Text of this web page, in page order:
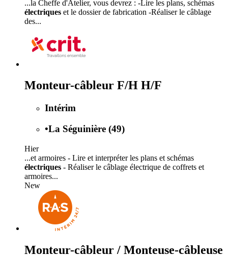
...la Cheffe d'Atelier, vous devrez : -Lire les plans, schémas
électriques et le dossier de fabrication -Réaliser le câblage
des...
Monteur-câbleur F/H H/F
Intérim
•La Séguinière (49)
Hier
...et armoires - Lire et interpréter les plans et schémas
électriques - Réaliser le câblage électrique de coffrets et
armoires...
New
Monteur-câbleur / Monteuse-câbleuse